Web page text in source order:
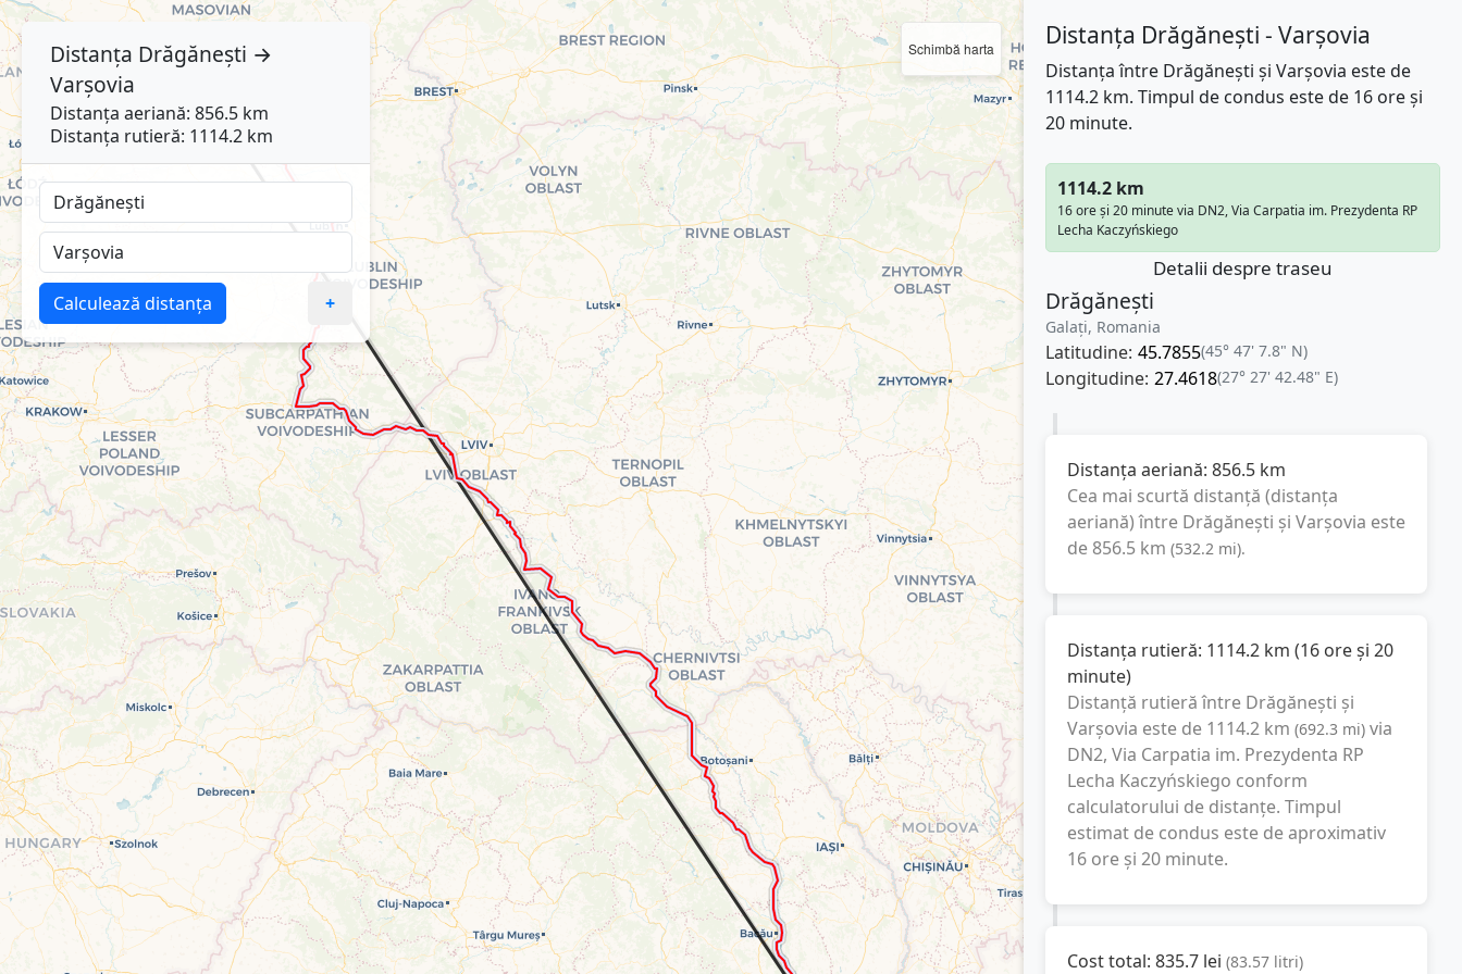
Schimbă harta Distanța Drăgănești - Varşovia
Distanța între Drăgănești și Varşovia este de
1114.2 km. Timpul de condus este de 16 ore și
20 minute.
1114.2 km
16 ore și 20 minute via DN2, Via Carpatia im. Prezydenta RP
Lecha Kaczyńskiego
Detalii despre traseu
Drăgănești
Galați, Romania
Latitudine: 45.7855(45° 47' 7.8" N)
Longitudine: 27.4618(27° 27' 42.48" E)
Distanța aeriană: 856.5 km
Cea mai scurtă distanță (distanța
aeriană) între Drăgănești și Varşovia este
de 856.5 km (532.2 mi).
Distanța rutieră: 1114.2 km (16 ore și 20
minute)
Distanță rutieră între Drăgănești și
Varşovia este de 1114.2 km (692.3 mi) via
DN2, Via Carpatia im. Prezydenta RP
Lecha Kaczyńskiego conform
calculatorului de distanțe. Timpul
estimat de condus este de aproximativ
16 ore și 20 minute.
Cost total: 835.7 lei (83.57 litri)
Distanța Drăgănești →
Varşovia
Distanța aeriană: 856.5 km
Distanța rutieră: 1114.2 km
Calculează distanța +